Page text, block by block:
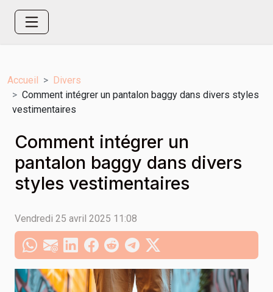
Accueil
Divers
Comment intégrer un pantalon baggy dans divers styles
vestimentaires
Comment intégrer un
pantalon baggy dans divers
styles vestimentaires
Vendredi 25 avril 2025 11:08